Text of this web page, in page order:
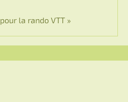
la rando VTT »